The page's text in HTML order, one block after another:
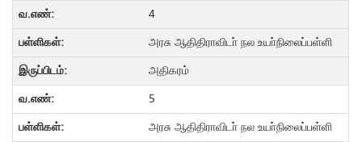
4
அரசு ஆதிதிராவிடா் நல உயா்நிலைப்பள்ளி
அதிகரம்
5
அரசு ஆதிதிராவிடா் நல உயா்நிலைப்பள்ளி